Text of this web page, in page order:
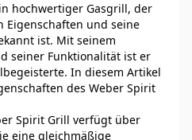
hochwertiger Gasgrill, der
Eigenschaften und seine
ist. Mit seinem
seiner Funktionalität ist er
In diesem Artikel
des Weber Spirit
Spirit Grill verfügt über
eine gleichmäßige